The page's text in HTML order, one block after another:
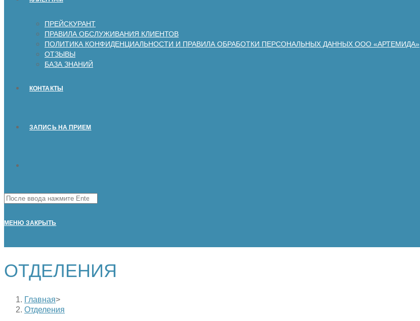
ПРЕЙСКУРАНТ
ПРАВИЛА ОБСЛУЖИВАНИЯ КЛИЕНТОВ
ПОЛИТИКА КОНФИДЕНЦИАЛЬНОСТИ И ПРАВИЛА ОБРАБОТКИ ПЕРСОНАЛЬНЫХ ДАННЫХ ООО «АРТЕМИДА»
ОТЗЫВЫ
БАЗА ЗНАНИЙ
КОНТАКТЫ
ЗАПИСЬ НА ПРИЕМ
Поиск
МЕНЮ ЗАКРЫТЬ
ОТДЕЛЕНИЯ
Главная>
Отделения